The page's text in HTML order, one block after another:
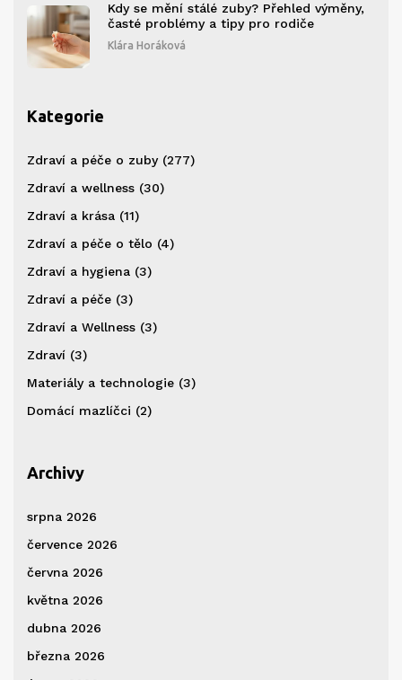
Kdy se mění stálé zuby? Přehled výměny,
časté problémy a tipy pro rodiče
Klára Horáková
Kategorie
Zdraví a péče o zuby (277)
Zdraví a wellness (30)
Zdraví a krása (11)
Zdraví a péče o tělo (4)
Zdraví a hygiena (3)
Zdraví a péče (3)
Zdraví a Wellness (3)
Zdraví (3)
Materiály a technologie (3)
Domácí mazlíčci (2)
Archivy
srpna 2026
července 2026
června 2026
května 2026
dubna 2026
března 2026